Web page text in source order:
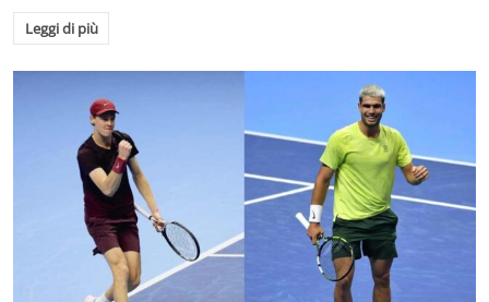
Leggi di più